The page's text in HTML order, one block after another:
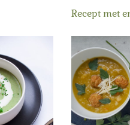
Recept met